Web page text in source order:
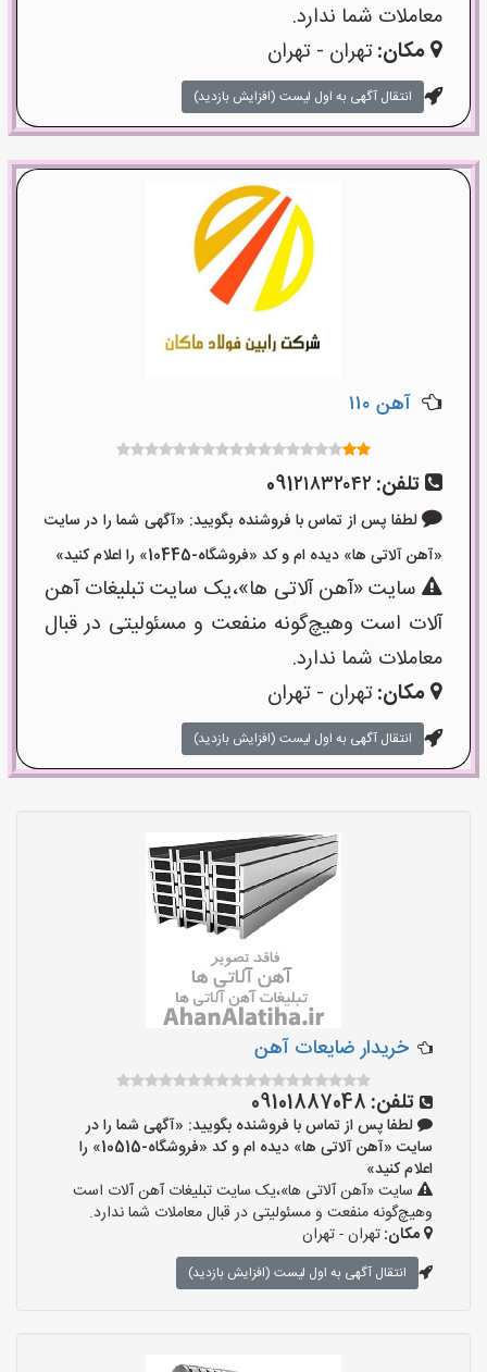
معاملات شما ندارد.
مکان:تهران - تهران
انتقال آگهی به اول لیست (افزایش بازدید)
آهن ۱۱۰
تلفن: 091۲۱۸۳۲۰۴۲
لطفا پس از تماس با فروشنده بگویید: «آگهی شما را در سایت
«آهن آلاتی ها» دیده ام و کد «فروشگاه-10445» را اعلام کنید»
سایت «آهن آلاتی ها»،یک سایت تبلیغات آهن
آلات است وهیچ‌گونه منفعت و مسئولیتی در قبال
معاملات شما ندارد.
مکان:تهران - تهران
انتقال آگهی به اول لیست (افزایش بازدید)
خریدار ضایعات آهن
تلفن: 09101887048
لطفا پس از تماس با فروشنده بگویید: «آگهی شما را در
سایت «آهن آلاتی ها» دیده ام و کد «فروشگاه-10515» را
اعلام کنید»
سایت «آهن آلاتی ها»،یک سایت تبلیغات آهن آلات است
وهیچ‌گونه منفعت و مسئولیتی در قبال معاملات شما ندارد.
مکان:تهران - تهران
انتقال آگهی به اول لیست (افزایش بازدید)